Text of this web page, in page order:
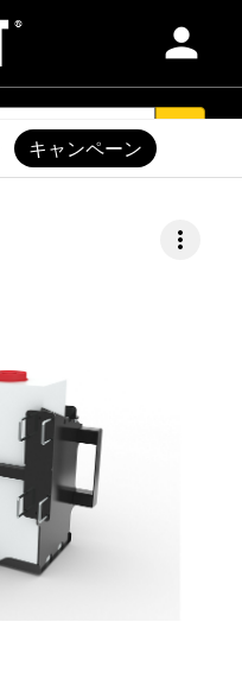
person
more_vert
キャンペーン